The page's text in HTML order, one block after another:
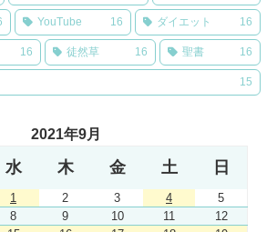
YouTube 16 ダイエット 16
16 徒然草 16 聖書 16
15
2021年9月
水 木 金 土 日
1 2 3 4
5
8 9 10 11
12